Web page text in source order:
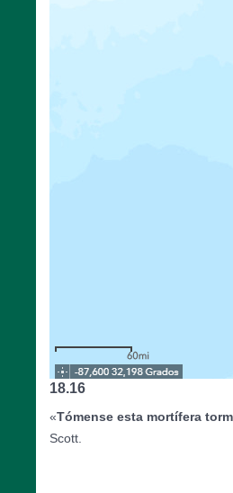
18.16
«Tómense esta mortífera
Scott.